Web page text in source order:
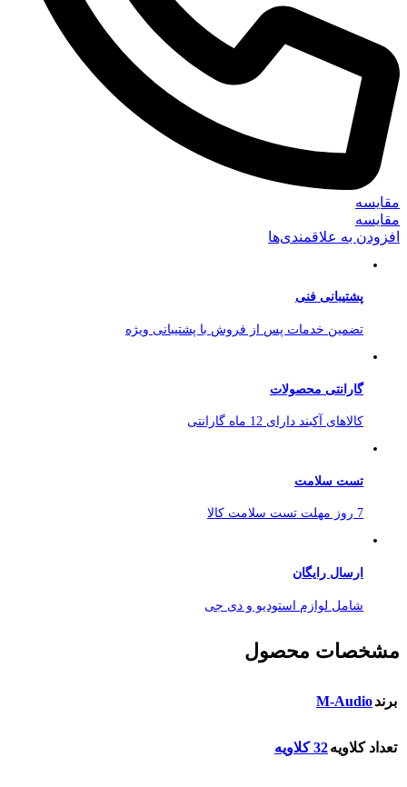
مقایسه
مقایسه
افزودن به علاقمندی‌ها
پشتیبانی فنی
تضمین خدمات پس از فروش با پشتیبانی ویژه
گارانتی محصولات
کالاهای آکبند دارای 12 ماه گارانتی
تست سلامت
7 روز مهلت تست سلامت کالا
ارسال رایگان
شامل لوازم استودیو و دی جی
مشخصات محصول
برندM-Audio
تعداد کلاویه32 کلاویه